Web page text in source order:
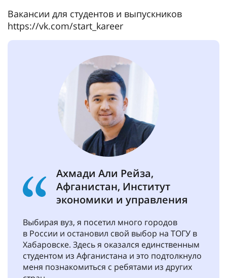
Вакансии для студентов и выпускников
https://vk.com/start_kareer
Ахмади Али Рейза,
Афганистан, Институт
экономики и управления
Выбирая вуз, я посетил много городов
в России и остановил свой выбор на ТОГУ в
Хабаровске. Здесь я оказался единственным
студентом из Афганистана и это подтолкнуло
меня познакомиться с ребятами из других